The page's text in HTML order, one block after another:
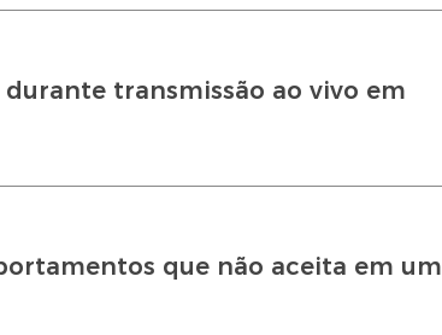
transmissão ao vivo em
que não aceita em um